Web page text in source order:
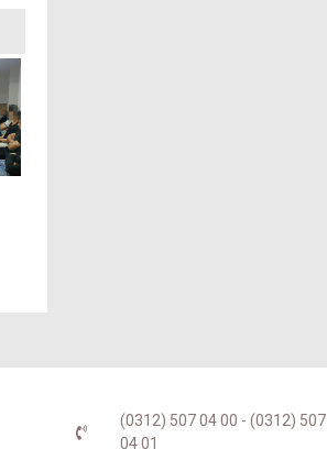
(0312) 507 04 00 - (0312) 507
04 01